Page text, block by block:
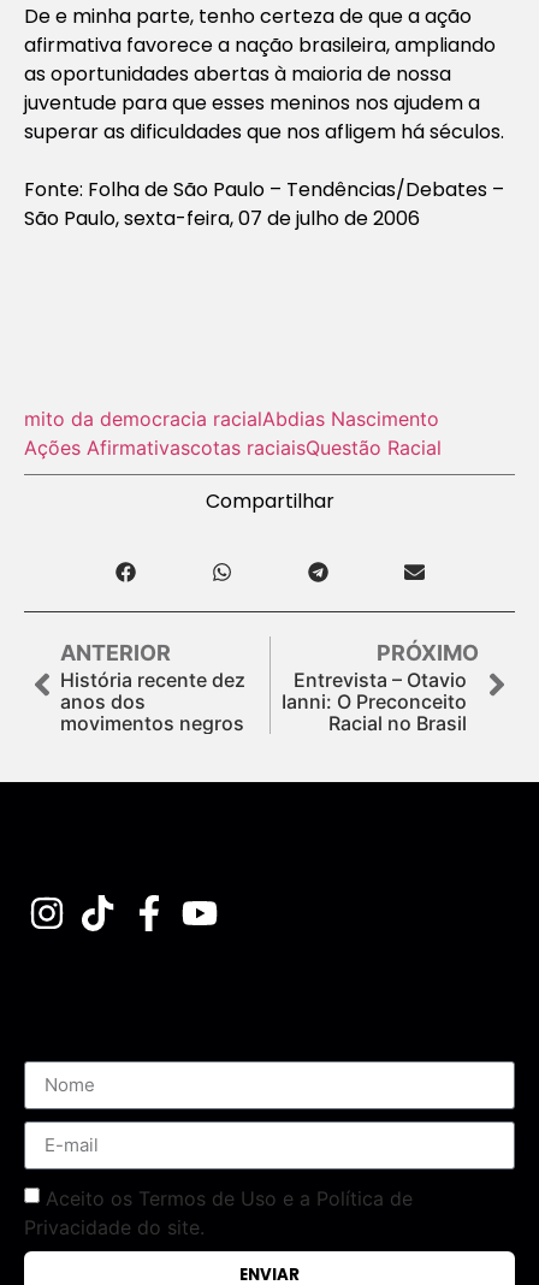
De e minha parte, tenho certeza de que a ação
afirmativa favorece a nação brasileira, ampliando
as oportunidades abertas à maioria de nossa
juventude para que esses meninos nos ajudem a
superar as dificuldades que nos afligem há séculos.
Fonte: Folha de São Paulo – Tendências/Debates –
São Paulo, sexta-feira, 07 de julho de 2006
mito da democracia racialAbdias Nascimento
Ações Afirmativascotas raciaisQuestão Racial
Compartilhar
ANTERIOR
História recente dez
anos dos
movimentos negros
PRÓXIMO
Entrevista – Otavio
Ianni: O Preconceito
Racial no Brasil
Aceito os Termos de Uso e a Política de
Privacidade do site.
ENVIAR